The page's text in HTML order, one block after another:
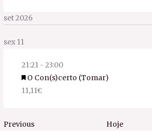
set 2026
sex 11
21:21 -23:00
Featured
O Con(s)certo (Tomar)
11,11€
PreviousEventos Hoje